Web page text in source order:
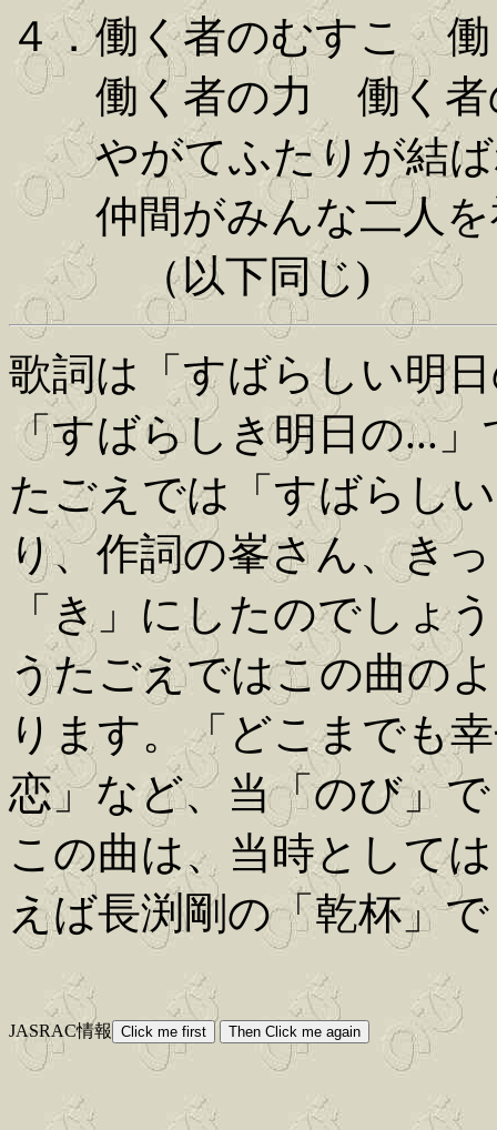
４．働く者のむすこ
働く者の力 働く者
やがてふたりが結ば
仲間がみんな二人を
（以下同じ)
歌詞は「すばらしい明
「すばらしき明日の...
たごえでは「すばらし
り、作詞の峯さん、き
「き」にしたのでしょ
うたごえではこの曲の
ります。「どこまでも
恋」など、当「のび」
この曲は、当時として
えば長渕剛の「乾杯」
JASRAC情報